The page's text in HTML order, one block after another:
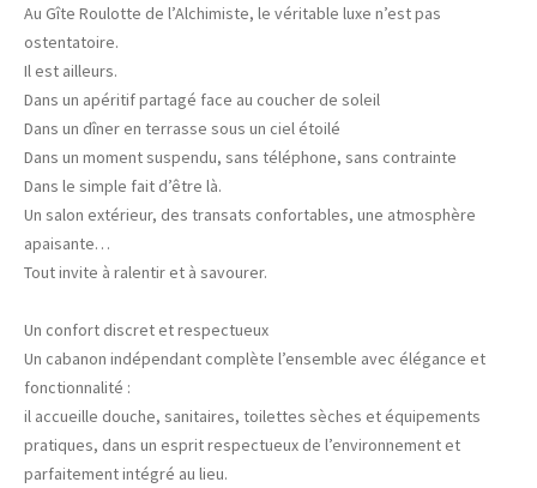
Au Gîte Roulotte de l’Alchimiste, le véritable luxe n’est pas
ostentatoire.
Il est ailleurs.
Dans un apéritif partagé face au coucher de soleil
Dans un dîner en terrasse sous un ciel étoilé
Dans un moment suspendu, sans téléphone, sans contrainte
Dans le simple fait d’être là.
Un salon extérieur, des transats confortables, une atmosphère
apaisante…
Tout invite à ralentir et à savourer.
Un confort discret et respectueux
Un cabanon indépendant complète l’ensemble avec élégance et
fonctionnalité :
il accueille douche, sanitaires, toilettes sèches et équipements
pratiques, dans un esprit respectueux de l’environnement et
parfaitement intégré au lieu.